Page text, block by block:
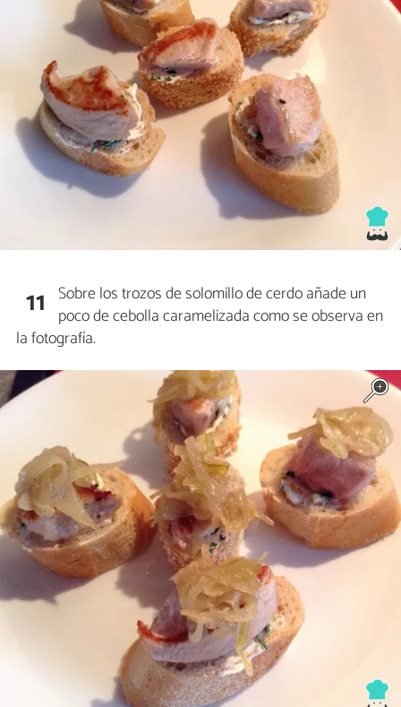
11 Sobre los trozos de solomillo de cerdo añade un
poco de cebolla caramelizada como se observa en
la fotografía.